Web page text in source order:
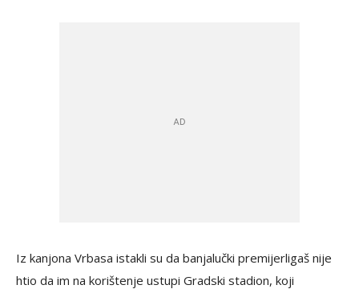
Iz kanjona Vrbasa istakli su da banjalučki premijerligaš nije
htio da im na korištenje ustupi Gradski stadion, koji